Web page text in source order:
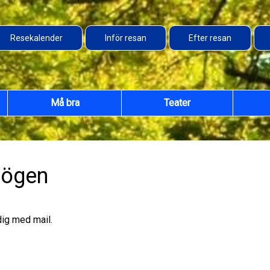
Resekalender Inför resan Efter resan
Må bra Teater
med mail.